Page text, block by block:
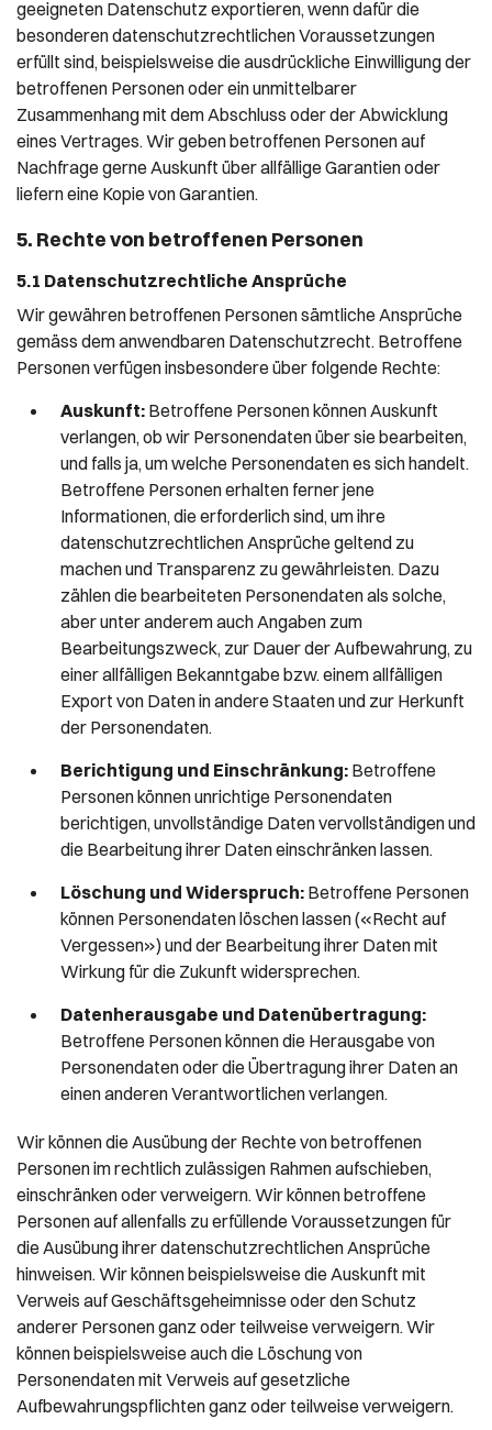
geeigneten Datenschutz exportieren, wenn dafür die
besonderen datenschutz­rechtlichen Voraussetzungen
erfüllt sind, beispielsweise die ausdrückliche Einwilligung der
betroffenen Personen oder ein unmittelbarer
Zusammenhang mit dem Abschluss oder der Abwicklung
eines Vertrages. Wir geben betroffenen Personen auf
Nachfrage gerne Auskunft über allfällige Garantien oder
liefern eine Kopie von Garantien.
5. Rechte von betroffenen Personen
5.1 Datenschutzrechtliche Ansprüche
Wir gewähren betroffenen Personen sämtliche Ansprüche
gemäss dem anwendbaren Datenschutzrecht. Betroffene
Personen verfügen insbesondere über folgende Rechte:
Auskunft: Betroffene Personen können Auskunft
verlangen, ob wir Personendaten über sie bearbeiten,
und falls ja, um welche Personendaten es sich handelt.
Betroffene Personen erhalten ferner jene
Informationen, die erforderlich sind, um ihre
datenschutzrechtlichen Ansprüche geltend zu
machen und Transparenz zu gewährleisten. Dazu
zählen die bearbeiteten Personendaten als solche,
aber unter anderem auch Angaben zum
Bearbeitungszweck, zur Dauer der Aufbewahrung, zu
einer allfälligen Bekanntgabe bzw. einem allfälligen
Export von Daten in andere Staaten und zur Herkunft
der Personendaten.
Berichtigung und Einschränkung: Betroffene
Personen können unrichtige Personendaten
berichtigen, unvollständige Daten vervollständigen und
die Bearbeitung ihrer Daten einschränken lassen.
Löschung und Widerspruch: Betroffene Personen
können Personendaten löschen lassen («Recht auf
Vergessen») und der Bearbeitung ihrer Daten mit
Wirkung für die Zukunft widersprechen.
Datenherausgabe und Datenübertragung:
Betroffene Personen können die Herausgabe von
Personendaten oder die Übertragung ihrer Daten an
einen anderen Verantwortlichen verlangen.
Wir können die Ausübung der Rechte von betroffenen
Personen im rechtlich zulässigen Rahmen aufschieben,
einschränken oder verweigern. Wir können betroffene
Personen auf allenfalls zu erfüllende Voraussetzungen für
die Ausübung ihrer datenschutzrechtlichen Ansprüche
hinweisen. Wir können beispielsweise die Auskunft mit
Verweis auf Geschäftsgeheimnisse oder den Schutz
anderer Personen ganz oder teilweise verweigern. Wir
können beispielsweise auch die Löschung von
Personendaten mit Verweis auf gesetzliche
Aufbewahrungspflichten ganz oder teilweise verweigern.